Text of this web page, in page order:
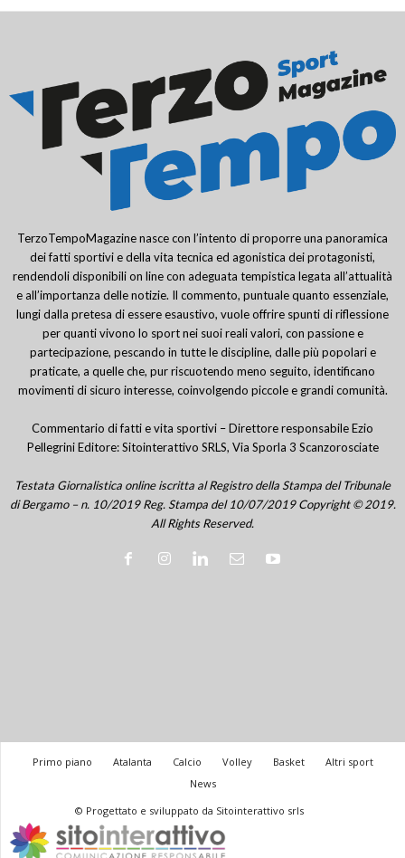
TerzoTempoMagazine nasce con l’intento di proporre una panoramica
dei fatti sportivi e della vita tecnica ed agonistica dei protagonisti,
rendendoli disponibili on line con adeguata tempistica legata all’attualità
e all’importanza delle notizie. Il commento, puntuale quanto essenziale,
lungi dalla pretesa di essere esaustivo, vuole offrire spunti di riflessione
per quanti vivono lo sport nei suoi reali valori, con passione e
partecipazione, pescando in tutte le discipline, dalle più popolari e
praticate, a quelle che, pur riscuotendo meno seguito, identificano
movimenti di sicuro interesse, coinvolgendo piccole e grandi comunità.
Commentario di fatti e vita sportivi – Direttore responsabile Ezio
Pellegrini Editore: Sitointerattivo SRLS, Via Sporla 3 Scanzorosciate
Testata Giornalistica online iscritta al Registro della Stampa del Tribunale
di Bergamo – n. 10/2019 Reg. Stampa del 10/07/2019 Copyright © 2019.
All Rights Reserved.
Primo piano Atalanta Calcio Volley Basket
Altri sport
News
© Progettato e sviluppato da Sitointerattivo srls